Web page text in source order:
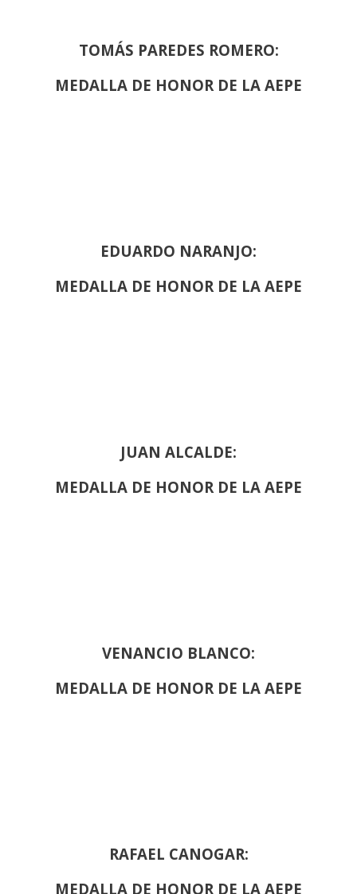
TOMÁS PAREDES ROMERO:
MEDALLA DE HONOR DE LA AEPE
EDUARDO NARANJO:
MEDALLA DE HONOR DE LA AEPE
JUAN ALCALDE:
MEDALLA DE HONOR DE LA AEPE
VENANCIO BLANCO:
MEDALLA DE HONOR DE LA AEPE
RAFAEL CANOGAR:
MEDALLA DE HONOR DE LA AEPE